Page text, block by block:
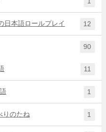
日本語ロールプレイ 12
90
11
1
りのたね 1